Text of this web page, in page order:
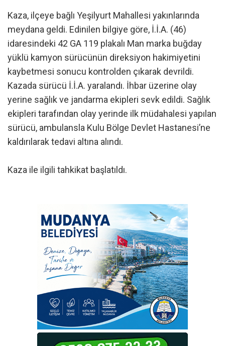
Kaza, ilçeye bağlı Yeşilyurt Mahallesi yakınlarında
meydana geldi. Edinilen bilgiye göre, İ.İ.A. (46)
idaresindeki 42 GA 119 plakalı Man marka buğday
yüklü kamyon sürücünün direksiyon hakimiyetini
kaybetmesi sonucu kontrolden çıkarak devrildi.
Kazada sürücü İ.İ.A. yaralandı. İhbar üzerine olay
yerine sağlık ve jandarma ekipleri sevk edildi. Sağlık
ekipleri tarafından olay yerinde ilk müdahalesi yapılan
sürücü, ambulansla Kulu Bölge Devlet Hastanesi’ne
kaldırılarak tedavi altına alındı.
Kaza ile ilgili tahkikat başlatıldı.